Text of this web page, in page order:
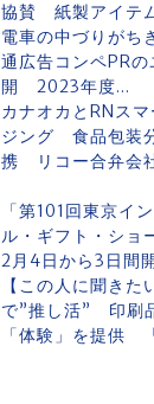
協賛 紙製アイテ
電車の中づりが
通広告コンペPR
開 2023年度...
カナオカとRNス
ジング 食品包装
携 リコー合弁会
「第101回東京イ
ル・ギフト・シ
2月4日から3日間
【この人に聞きた
で”推し活” 印刷
「体験」を提供